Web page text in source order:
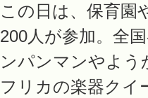
この日は、保育園
200人が参加。全
ンパンマンやよ
フリカの楽器クイ